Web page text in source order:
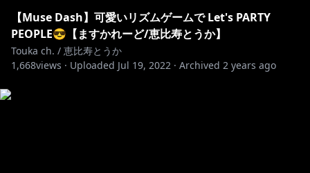
【Muse Dash】可愛いリズムゲームで Let's PARTY
PEOPLE😎【ますかれーど/恵比寿とうか】
Touka ch. / 恵比寿とうか
1,668views · Uploaded Jul 19, 2022 · Archived 2 years ago